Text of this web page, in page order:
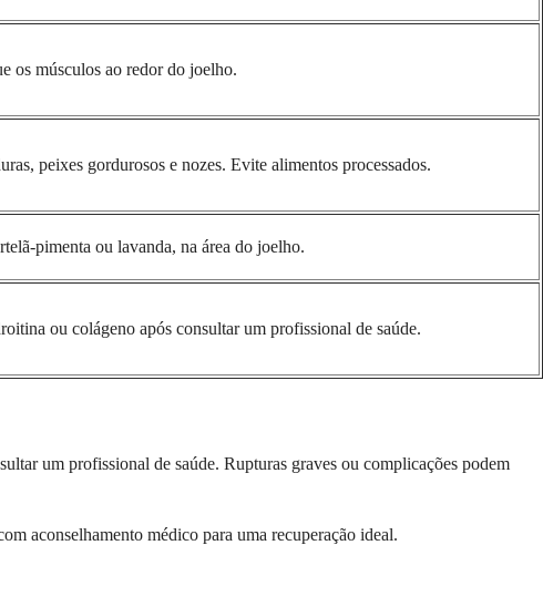
os músculos ao redor do joelho.
peixes gordurosos e nozes. Evite alimentos processados.
pimenta ou lavanda, na área do joelho.
ou colágeno após consultar um profissional de saúde.
um profissional de saúde. Rupturas graves ou complicações podem
aconselhamento médico para uma recuperação ideal.